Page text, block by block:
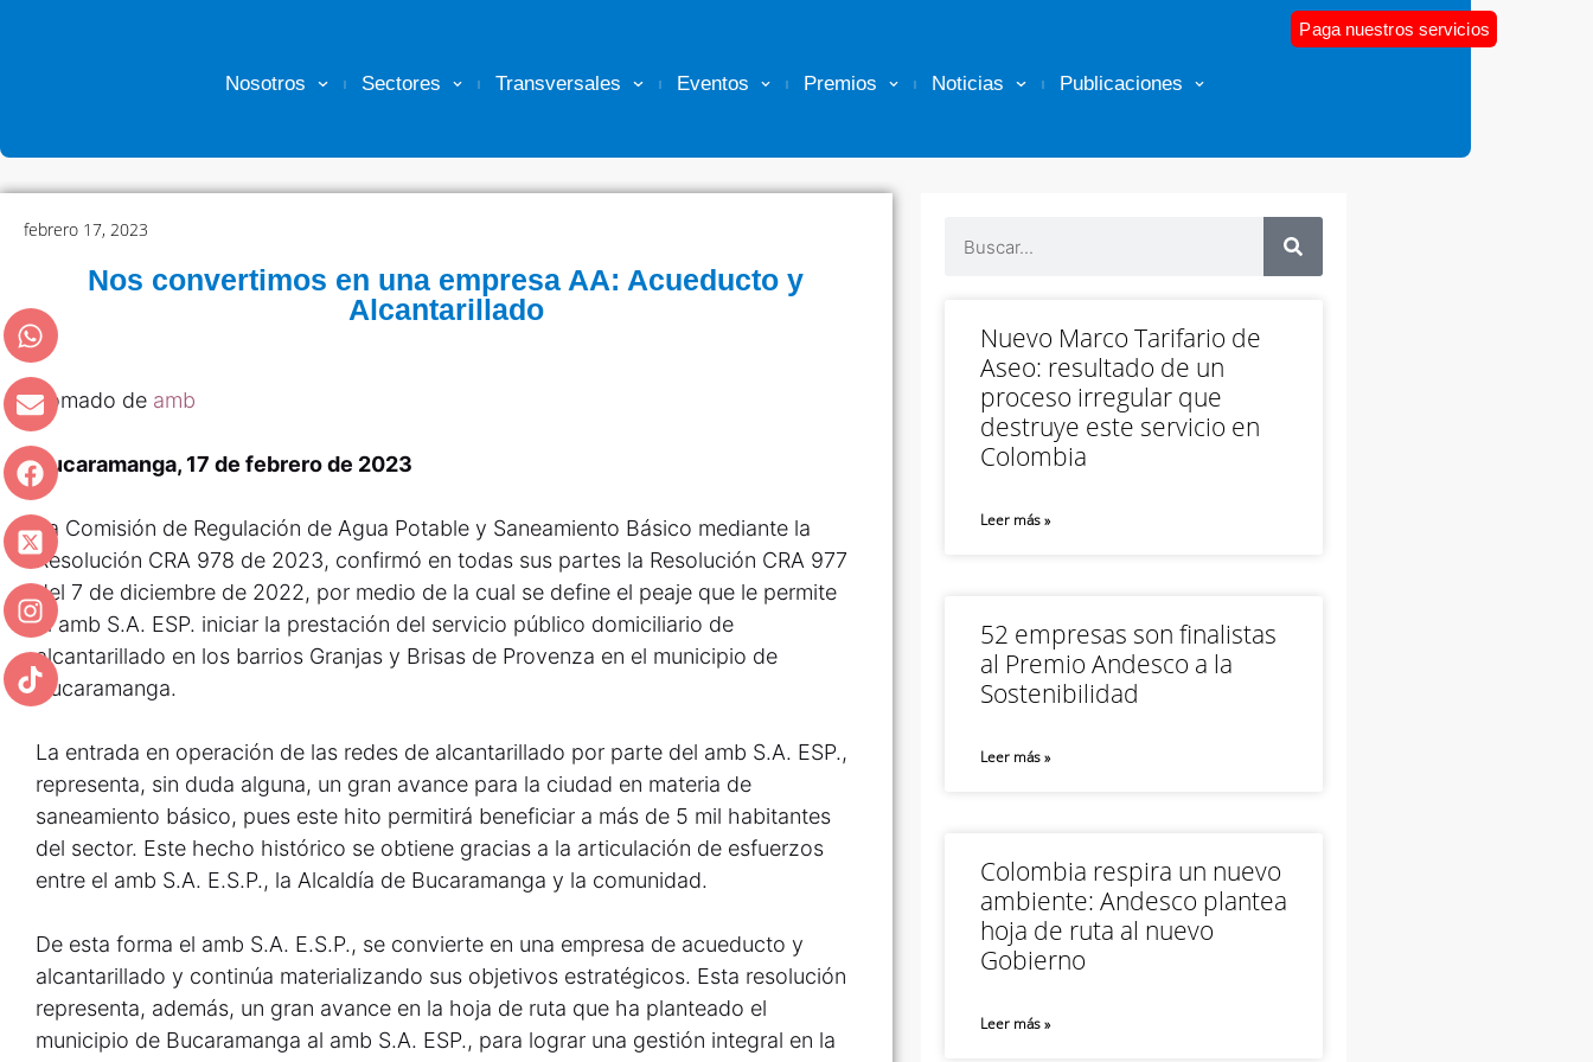
Nosotros Sectores Transversales Eventos Premios Noticias Publicaciones
Paga nuestros servicios
febrero 17, 2023
Nos convertimos en una empresa AA: Acueducto y
Alcantarillado
Tomado de amb
Bucaramanga, 17 de febrero de 2023
La Comisión de Regulación de Agua Potable y Saneamiento Básico mediante la
Resolución CRA 978 de 2023, confirmó en todas sus partes la Resolución CRA 977
del 7 de diciembre de 2022, por medio de la cual se define el peaje que le permite
al amb S.A. ESP. iniciar la prestación del servicio público domiciliario de
alcantarillado en los barrios Granjas y Brisas de Provenza en el municipio de
Bucaramanga.
La entrada en operación de las redes de alcantarillado por parte del amb S.A. ESP.,
representa, sin duda alguna, un gran avance para la ciudad en materia de
saneamiento básico, pues este hito permitirá beneficiar a más de 5 mil habitantes
del sector. Este hecho histórico se obtiene gracias a la articulación de esfuerzos
entre el amb S.A. E.S.P., la Alcaldía de Bucaramanga y la comunidad.
De esta forma el amb S.A. E.S.P., se convierte en una empresa de acueducto y
alcantarillado y continúa materializando sus objetivos estratégicos. Esta resolución
representa, además, un gran avance en la hoja de ruta que ha planteado el
municipio de Bucaramanga al amb S.A. ESP., para lograr una gestión integral en la
Nuevo Marco Tarifario de
Aseo: resultado de un
proceso irregular que
destruye este servicio en
Colombia
Leer más »
52 empresas son finalistas
al Premio Andesco a la
Sostenibilidad
Leer más »
Colombia respira un nuevo
ambiente: Andesco plantea
hoja de ruta al nuevo
Gobierno
Leer más »